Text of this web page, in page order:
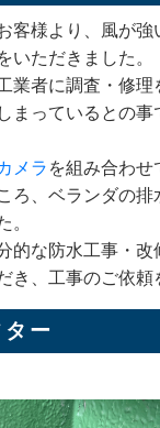
客様より、風が
いただきました。
業者に調査・修理
まっているとの事
メラ を組み合わせ
ろ、ベランダの排
。
的な防水工事・改
き、工事のご依頼
ー